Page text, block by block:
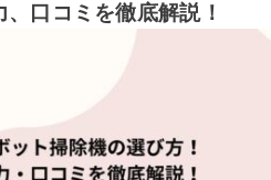
口コミを徹底解説！